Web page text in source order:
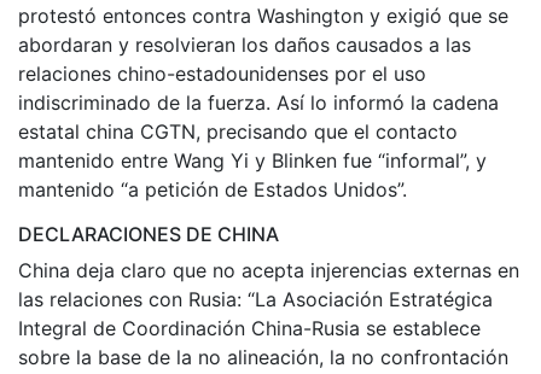
protestó entonces contra Washington y exigió que se
abordaran y resolvieran los daños causados a las
relaciones chino-estadounidenses por el uso
indiscriminado de la fuerza. Así lo informó la cadena
estatal china CGTN, precisando que el contacto
mantenido entre Wang Yi y Blinken fue “informal”, y
mantenido “a petición de Estados Unidos”.
DECLARACIONES DE CHINA
China deja claro que no acepta injerencias externas en
las relaciones con Rusia: “La Asociación Estratégica
Integral de Coordinación China-Rusia se establece
sobre la base de la no alineación, la no confrontación